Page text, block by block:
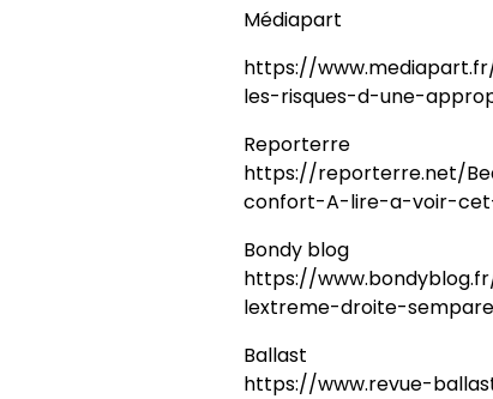
Médiapart
https://
les-risques-d-une-
Reporterre
https://reporterre.net/
confort-A-lire-a-voir-
Bondy blog
https://
lextreme-droite-
Ballast
https://www.revue-